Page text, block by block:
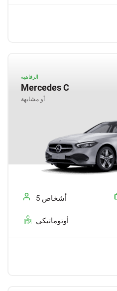
الرفاهية
Mercedes C
أو مشابهة
5 أشخاص
أوتوماتيكي